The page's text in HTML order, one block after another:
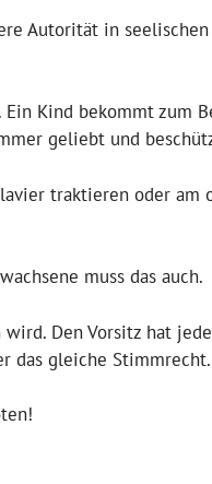
Autorität in
Ein Kind bekommt zum
geliebt und
traktieren oder am
muss das auch.
Den Vorsitz hat jede
das gleiche Stimmrecht.